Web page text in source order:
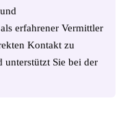
erfahrener Vermittler
Kontakt zu
unterstützt Sie bei der